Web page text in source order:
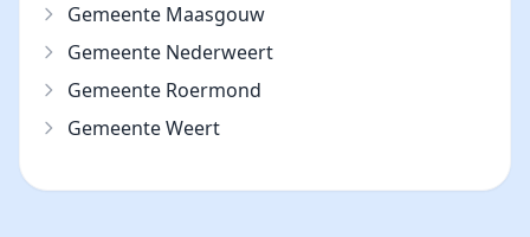
Gemeente Maasgouw
Gemeente Nederweert
Gemeente Roermond
Gemeente Weert